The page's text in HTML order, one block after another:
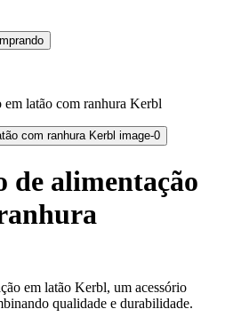
em latão com ranhura Kerbl
de alimentação
em latão Kerbl, um acessório
qualidade e durabilidade.